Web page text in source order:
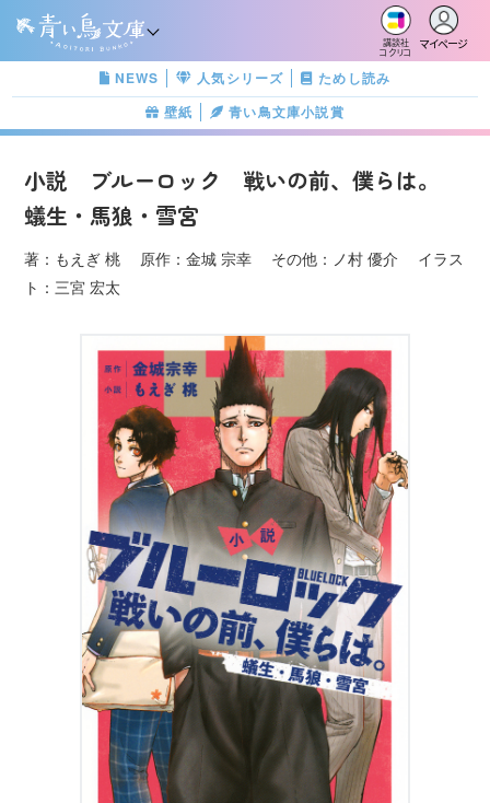
講談社
コクリコ
マイページ
NEWS 人気シリーズ
ためし読み
壁紙
青い鳥文庫小説賞
小説 ブルーロック 戦いの前、僕らは。
蟻生・馬狼・雪宮
著：もえぎ 桃 原作：金城 宗幸 その他：ノ村 優介 イラス
ト：三宮 宏太